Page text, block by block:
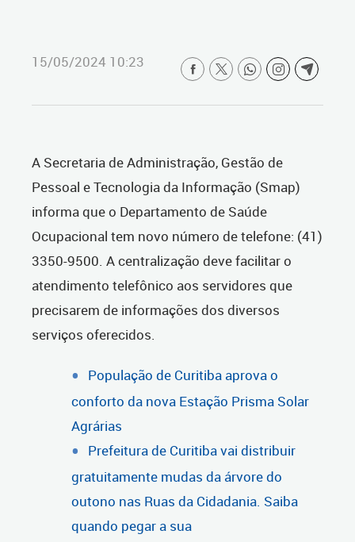
15/05/2024 10:23
A Secretaria de Administração, Gestão de
Pessoal e Tecnologia da Informação (Smap)
informa que o Departamento de Saúde
Ocupacional tem novo número de telefone: (41)
3350-9500. A centralização deve facilitar o
atendimento telefônico aos servidores que
precisarem de informações dos diversos
serviços oferecidos.
População de Curitiba aprova o
conforto da nova Estação Prisma Solar
Agrárias
Prefeitura de Curitiba vai distribuir
gratuitamente mudas da árvore do
outono nas Ruas da Cidadania. Saiba
quando pegar a sua